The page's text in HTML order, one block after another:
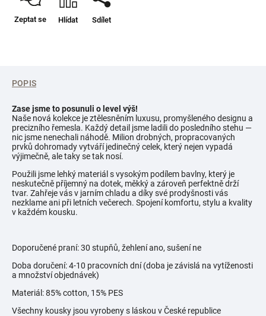
Zeptat se Hlídat Sdílet
POPIS
Zase jsme to posunuli o level výš!
Naše nová kolekce je ztělesněním luxusu, promyšleného designu a
precizního řemesla. Každý detail jsme ladili do posledního stehu —
nic jsme nenechali náhodě. Milion drobných, propracovaných
prvků dohromady vytváří jedinečný celek, který nejen vypadá
výjimečně, ale taky se tak nosí.
Použili jsme lehký materiál s vysokým podílem bavlny, který je
neskutečně příjemný na dotek, měkký a zároveň perfektně drží
tvar. Zahřeje vás v jarním chladu a díky své prodyšnosti vás
nezklame ani při letních večerech. Spojení komfortu, stylu a kvality
v každém kousku.
Doporučené praní: 30 stupňů, žehlení ano, sušení ne
Doba doručení: 4-10 pracovních dní (doba je závislá na vytíženosti
a množství objednávek)
Materiál: 85% cotton, 15% PES
Všechny kousky jsou vyrobeny s láskou v České republice